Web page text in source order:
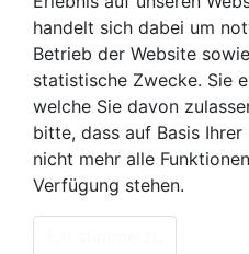
handelt sich dabei um
Betrieb der Website
statistische Zwecke. Sie
welche Sie davon
bitte, dass auf Basis
nicht mehr alle
Verfügung stehen.